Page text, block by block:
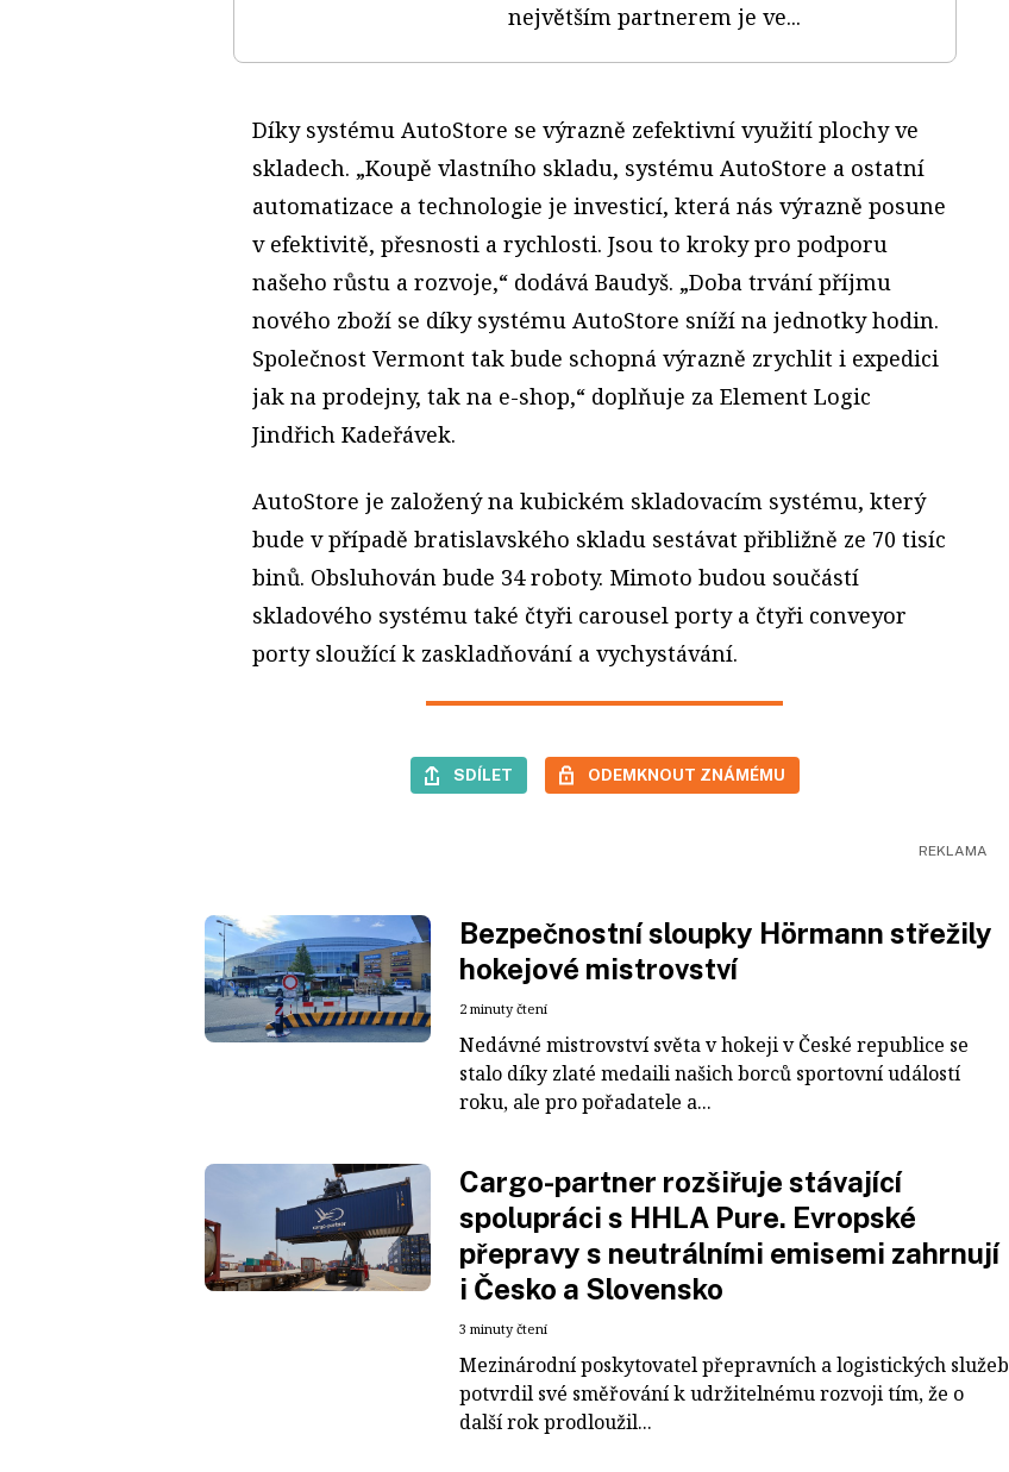
největším partnerem je ve...
Díky systému AutoStore se výrazně zefektivní využití plochy ve
skladech. „Koupě vlastního skladu, systému AutoStore a ostatní
automatizace a technologie je investicí, která nás výrazně posune
v efektivitě, přesnosti a rychlosti. Jsou to kroky pro podporu
našeho růstu a rozvoje,“ dodává Baudyš. „Doba trvání příjmu
nového zboží se díky systému AutoStore sníží na jednotky hodin.
Společnost Vermont tak bude schopná výrazně zrychlit i expedici
jak na prodejny, tak na e-shop,“ doplňuje za Element Logic
Jindřich Kadeřávek.
AutoStore je založený na kubickém skladovacím systému, který
bude v případě bratislavského skladu sestávat přibližně ze 70 tisíc
binů. Obsluhován bude 34 roboty. Mimoto budou součástí
skladového systému také čtyři carousel porty a čtyři conveyor
porty sloužící k zaskladňování a vychystávání.
SDÍLET ODEMKNOUT ZNÁMÉMU
Bezpečnostní sloupky Hörmann střežily
hokejové mistrovství
2 minuty čtení
Nedávné mistrovství světa v hokeji v České republice se
stalo díky zlaté medaili našich borců sportovní událostí
roku, ale pro pořadatele a...
Cargo-partner rozšiřuje stávající
spolupráci s HHLA Pure. Evropské
přepravy s neutrálními emisemi zahrnují
i Česko a Slovensko
3 minuty čtení
Mezinárodní poskytovatel přepravních a logistických služeb
potvrdil své směřování k udržitelnému rozvoji tím, že o
další rok prodloužil...